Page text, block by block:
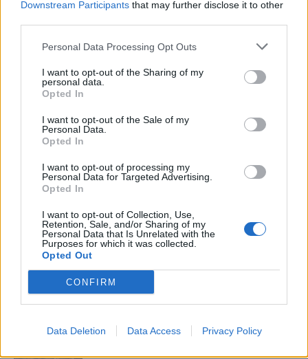
Downstream Participants that may further disclose it to other
Personal Data Processing Opt Outs
I want to opt-out of the Sharing of my
personal data.
Opted In
I want to opt-out of the Sale of my
Personal Data.
Opted In
I want to opt-out of processing my
Personal Data for Targeted Advertising.
Opted In
I want to opt-out of Collection, Use,
Retention, Sale, and/or Sharing of my
Personal Data that Is Unrelated with the
Purposes for which it was collected.
Opted Out
CONFIRM
Data Deletion Data Access Privacy Policy
A legidegesítőbb kifejezések laza
gyűjteménye
Elyna Robbs: Adéle és az örökölt árnyak
13. rész